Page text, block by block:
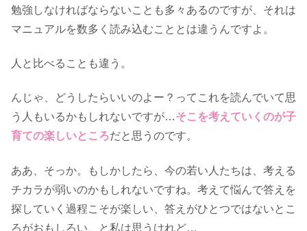
勉強しなければならないことも多々あるのですが、それは
マニュアルを数多く読み込むこととは違うんですよ。
人と比べることも違う。
んじゃ、どうしたらいいのよー？ってこれを読んでいて思
う人もいるかもしれないですが…そこを考えていくのが子
育ての楽しいところだと思うのです。
ああ、そっか。もしかしたら、今の若い人たちは、考える
チカラが弱いのかもしれないですね。考えて悩んで答えを
探していく過程こそが楽しい、答えがひとつではないとこ
ろがおもしろい、と私は思うけれど…